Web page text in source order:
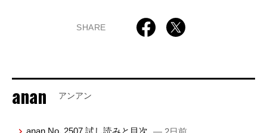
SHARE
anan アンアン
anan No. 2507 試し読みと目次